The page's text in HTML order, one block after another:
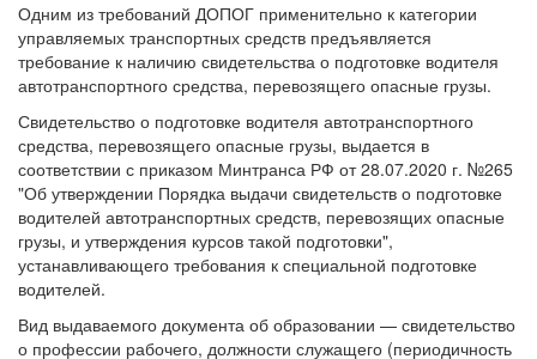
Одним из требований ДОПОГ применительно к категории
управляемых транспортных средств предъявляется
требование к наличию свидетельства о подготовке водителя
автотранспортного средства, перевозящего опасные грузы.
Свидетельство о подготовке водителя автотранспортного
средства, перевозящего опасные грузы, выдается в
соответствии с приказом Минтранса РФ от 28.07.2020 г. №265
"Об утверждении Порядка выдачи свидетельств о подготовке
водителей автотранспортных средств, перевозящих опасные
грузы, и утверждения курсов такой подготовки",
устанавливающего требования к специальной подготовке
водителей.
Вид выдаваемого документа об образовании — свидетельство
о профессии рабочего, должности служащего (периодичность